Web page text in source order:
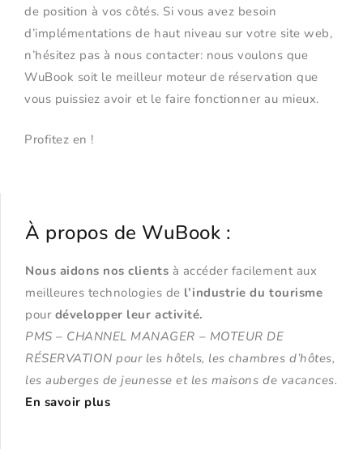
de position à vos côtés. Si vous avez besoin
d’implémentations de haut niveau sur votre site web,
n’hésitez pas à nous contacter: nous voulons que
WuBook soit le meilleur moteur de réservation que
vous puissiez avoir et le faire fonctionner au mieux.
Profitez en !
À propos de WuBook :
Nous aidons nos clients à accéder facilement aux
meilleures technologies de l’industrie du tourisme
pour développer leur activité.
PMS – CHANNEL MANAGER – MOTEUR DE
RÉSERVATION pour les hôtels, les chambres d’hôtes,
les auberges de jeunesse et les maisons de vacances.
En savoir plus